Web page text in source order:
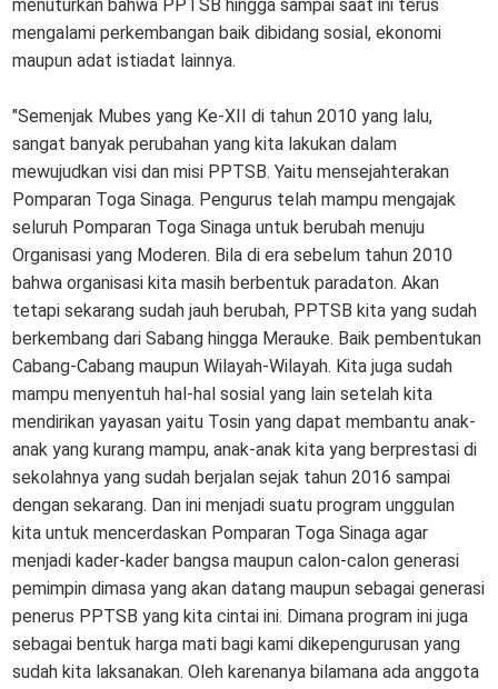
menuturkan bahwa PPTSB hingga sampai saat ini terus
mengalami perkembangan baik dibidang sosial, ekonomi
maupun adat istiadat lainnya.
"Semenjak Mubes yang Ke-XII di tahun 2010 yang lalu,
sangat banyak perubahan yang kita lakukan dalam
mewujudkan visi dan misi PPTSB. Yaitu mensejahterakan
Pomparan Toga Sinaga. Pengurus telah mampu mengajak
seluruh Pomparan Toga Sinaga untuk berubah menuju
Organisasi yang Moderen. Bila di era sebelum tahun 2010
bahwa organisasi kita masih berbentuk paradaton. Akan
tetapi sekarang sudah jauh berubah, PPTSB kita yang sudah
berkembang dari Sabang hingga Merauke. Baik pembentukan
Cabang-Cabang maupun Wilayah-Wilayah. Kita juga sudah
mampu menyentuh hal-hal sosial yang lain setelah kita
mendirikan yayasan yaitu Tosin yang dapat membantu anak-
anak yang kurang mampu, anak-anak kita yang berprestasi di
sekolahnya yang sudah berjalan sejak tahun 2016 sampai
dengan sekarang. Dan ini menjadi suatu program unggulan
kita untuk mencerdaskan Pomparan Toga Sinaga agar
menjadi kader-kader bangsa maupun calon-calon generasi
pemimpin dimasa yang akan datang maupun sebagai generasi
penerus PPTSB yang kita cintai ini. Dimana program ini juga
sebagai bentuk harga mati bagi kami dikepengurusan yang
sudah kita laksanakan. Oleh karenanya bilamana ada anggota